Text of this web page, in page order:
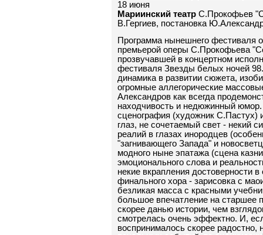
18 июня
Мариинский театрС.Прокофьев
В.Гергиев, постановка
Программа нынешнего фестиваля
премьерой оперы С.Прокофьева
прозвучавшей в концертном
фестиваля Звезды белых ночей
динамика в развитии сюжета,
огромные аллегорические
Александров как всегда
находчивость и недюжинный юмор.
сценография (художник
глаз, не сочетаемый свет - некий
реалий в глазах инородцев
"загнивающего Запада" и
модного ныне эпатажа (сцена
эмоционального слова и
некие вкрапления достоверности
финального хора - зарисовка с
безликая масса с красными
большое впечатление на старшее
скорее данью истории, чем
смотрелась очень эффектно. И,
воспринималось скорее радостно,